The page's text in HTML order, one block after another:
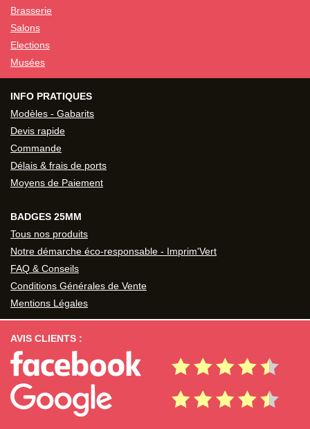
Brasserie
Salons
Elections
Musées
INFO PRATIQUES
Modèles - Gabarits
Devis rapide
Commande
Délais & frais de ports
Moyens de Paiement
BADGES 25MM
Tous nos produits
Notre démarche éco-responsable - Imprim'Vert
FAQ & Conseils
Conditions Générales de Vente
Mentions Légales
AVIS CLIENTS :